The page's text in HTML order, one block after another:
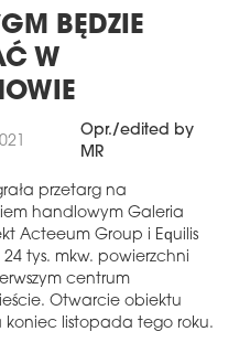
BĘDZIE
W
Opr./edited by
MR
przetarg na
handlowym Galeria
Acteeum Group i Equilis
tys. mkw. powierzchni
centrum
Otwarcie obiektu
listopada​ tego roku.